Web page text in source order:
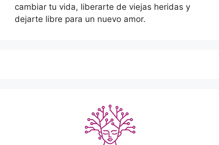
cambiar tu vida, liberarte de viejas heridas y
dejarte libre para un nuevo amor.